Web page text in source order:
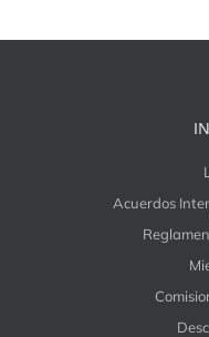
Acuerdos